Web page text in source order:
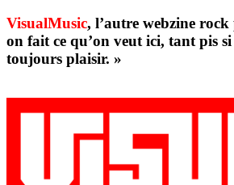
VisualMusic, l’autre webzine
on fait ce qu’on veut ici, tant pis
toujours plaisir. »